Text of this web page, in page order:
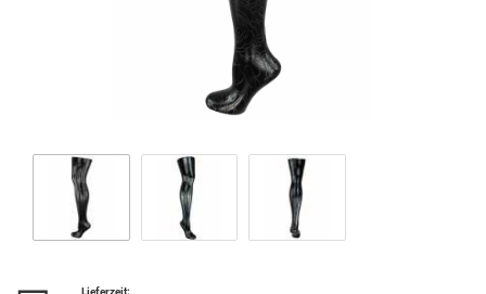
Lieferzeit: